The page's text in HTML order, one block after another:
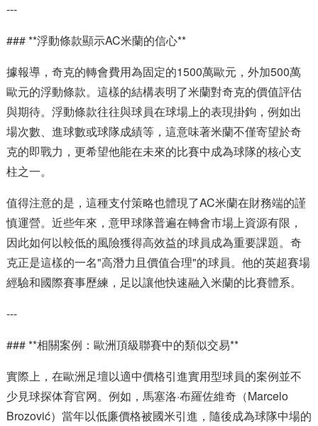
---
### **浮動條款顯示AC米蘭的信心**
據報導，奇克的轉會費用為固定的1500萬歐元，外加500萬
歐元的浮動條款。這樣的結構表明了米蘭對奇克的價值評估
與期待。浮動條款往往與球員在球場上的表現掛鉤，例如出
場次數、進球數或球隊成績等，這意味著米蘭不僅寄望於奇
克的即戰力，更希望他能在未來的比賽中成為球隊的核心支
柱之一。
值得注意的是，這種支付策略也體現了AC米蘭在財務端的謹
慎運營。近些年來，意甲球隊普遍在轉會市場上資源有限，
因此如何以較低的風險獲得高效益的球員成為重要課題。奇
克正是這樣的一名"高潛力且價值合理"的球員。他的英超賽場
經驗和國際賽事歷練，足以讓他快速融入米蘭的比賽體系。
---
### **相關案例：歐洲頂級聯賽中的類似交易**
實際上，在歐洲足壇以適中價格引進實用型球員的案例並不
少見球探体育官网。例如，馬塞洛·布羅佐維奇（Marcelo
Brozović）當年以低廉價格被國米引進，隨後成為球隊中場的